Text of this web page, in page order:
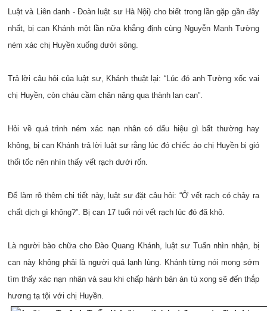
Luật và Liên danh - Đoàn luật sư Hà Nội) cho biết trong lần gặp gần đây
nhất, bị can Khánh một lần nữa khẳng định cùng Nguyễn Mạnh Tường
ném xác chị Huyền xuống dưới sông.
Trả lời câu hỏi của luật sư, Khánh thuật lại: “Lúc đó anh Tường xốc vai
chị Huyền, còn cháu cầm chân nâng qua thành lan can”.
Hỏi về quá trình ném xác nạn nhân có dấu hiệu gì bất thường hay
không, bị can Khánh trả lời luật sư rằng lúc đó chiếc áo chị Huyền bị gió
thổi tốc nên nhìn thấy vết rạch dưới rốn.
Để làm rõ thêm chi tiết này, luật sư đặt câu hỏi: “Ở vết rạch có chảy ra
chất dịch gì không?”. Bị can 17 tuổi nói vết rạch lúc đó đã khô.
Là người bào chữa cho Đào Quang Khánh, luật sư Tuấn nhìn nhận, bị
can này không phải là người quá lạnh lùng. Khánh từng nói mong sớm
tìm thấy xác nạn nhân và sau khi chấp hành bản án tù xong sẽ đến thắp
hương tạ tội với chị Huyền.